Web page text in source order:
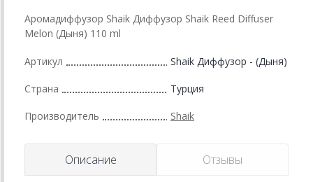
Аромадиффузор Shaik Диффузор Shaik Reed Diffuser
Melon (Дыня) 110 ml
Артикул Shaik Диффузор - (Дыня)
Страна Турция
Производитель Shaik
Описание Отзывы